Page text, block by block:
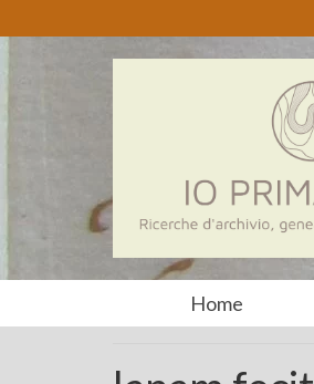
Home